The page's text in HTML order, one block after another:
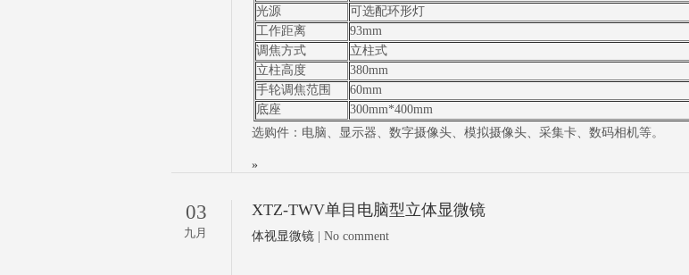
光源
可选配环形灯
工作距离
93mm
调焦方式
立柱式
立柱高度
380mm
手轮调焦范围
60mm
底座
300mm*400mm
选购件：电脑、显示器、数字摄像头、模拟摄像头、采集卡、数码相机等。
»
03
九月
XTZ-TWV单目电脑型立体显微镜
体视显微镜 | No comment